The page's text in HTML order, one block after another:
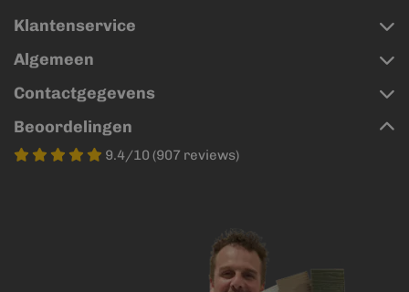
Klantenservice
Algemeen
Contactgegevens
Beoordelingen
9.4/10 (907 reviews)